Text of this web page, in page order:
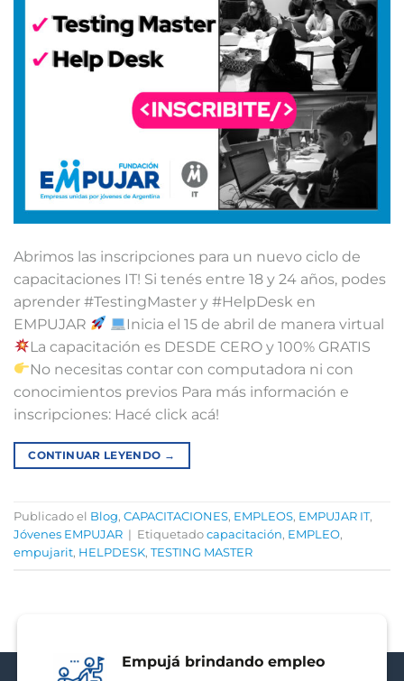
Abrimos las inscripciones para un nuevo ciclo de
capacitaciones IT! Si tenés entre 18 y 24 años, podes
aprender #TestingMaster y #HelpDesk en
EMPUJAR
Inicia el 15 de abril de manera virtual
La capacitación es DESDE CERO y 100% GRATIS
No necesitas contar con computadora ni con
conocimientos previos Para más información e
inscripciones: Hacé click acá!
CONTINUAR LEYENDO →
Publicado el Blog, CAPACITACIONES, EMPLEOS, EMPUJAR IT,
Jóvenes EMPUJAR
Etiquetado capacitación, EMPLEO,
empujarit, HELPDESK, TESTING MASTER
Empujá brindando empleo